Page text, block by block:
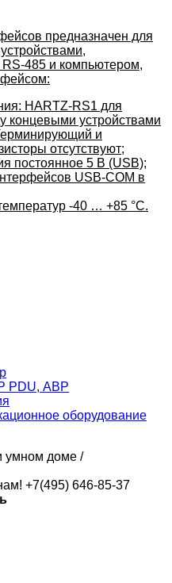
предназначен для
485 и компьютером,
HARTZ-RS1 для
концевыми устройствами
и
отсутствуют;
постоянное 5 В (USB);
USB-COM в
-40 … +85 °C.
PDU, АВР
оборудование
+7(495) 646-85-37